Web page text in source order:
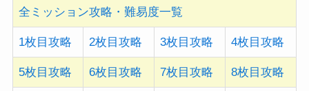
全ミッション攻略・難易度一覧
1枚目攻略 2枚目攻略 3枚目攻略 4枚目攻略
5枚目攻略 6枚目攻略 7枚目攻略 8枚目攻略